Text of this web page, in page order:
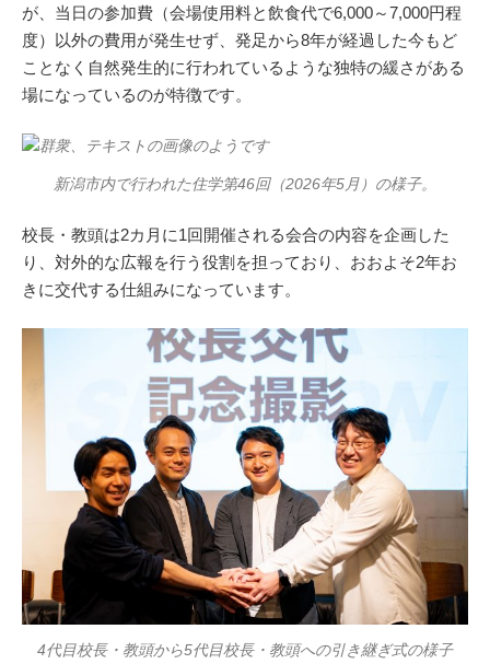
が、当日の参加費（会場使用料と飲食代で6,000～7,000円程
度）以外の費用が発生せず、発足から8年が経過した今もど
ことなく自然発生的に行われているような独特の緩さがある
場になっているのが特徴です。
新潟市内で行われた住学第46回（2026年5月）の様子。
校長・教頭は2カ月に1回開催される会合の内容を企画した
り、対外的な広報を行う役割を担っており、おおよそ2年お
きに交代する仕組みになっています。
4代目校長・教頭から5代目校長・教頭への引き継ぎ式の様子